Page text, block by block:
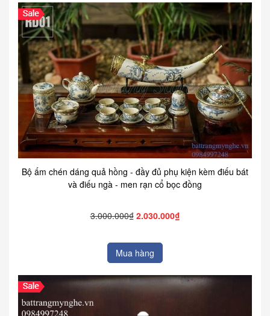
Bộ ấm chén dáng quả hồng - đầy đủ phụ kiện kèm điếu bát
và điếu ngà - men rạn cổ bọc đồng
3.000.000₫ 2.030.000₫
Mua hàng